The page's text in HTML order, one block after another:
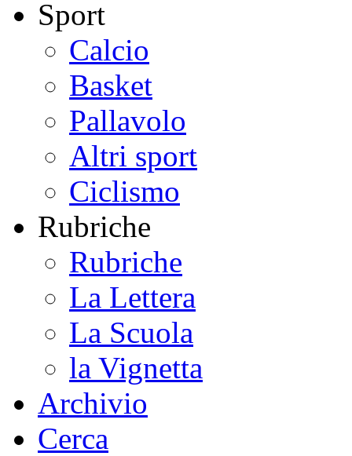
Sport
Calcio
Basket
Pallavolo
Altri sport
Ciclismo
Rubriche
Rubriche
La Lettera
La Scuola
la Vignetta
Archivio
Cerca